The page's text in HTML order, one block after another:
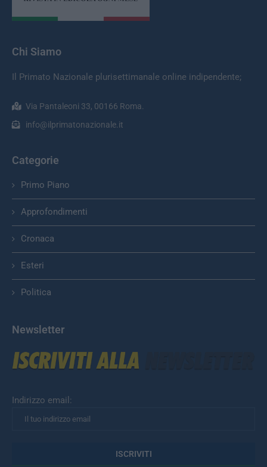
Chi Siamo
Il Primato Nazionale plurisettimanale online indipendente;
Via Pantaleoni 33, 00166 Roma.
info@ilprimatonazionale.it
Categorie
Primo Piano
Approfondimenti
Cronaca
Esteri
Politica
Newsletter
Indirizzo email: